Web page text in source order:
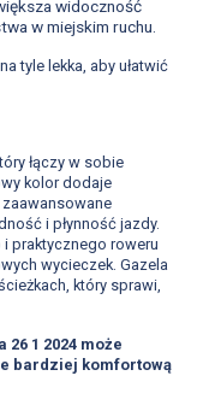
widoczność
w miejskim ruchu.
tyle lekka, aby ułatwić
łączy w sobie
kolor dodaje
i płynność jazdy.
praktycznego roweru
wycieczek. Gazela
który sprawi,
1 2024 może
bardziej komfortową